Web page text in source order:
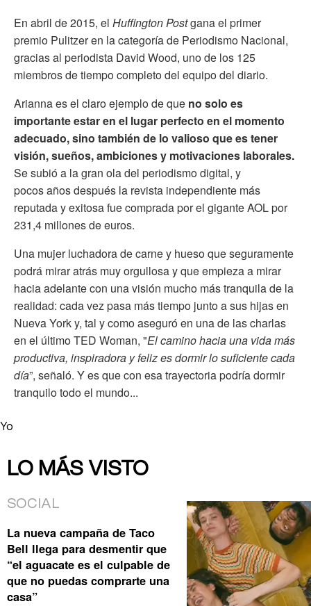
En abril de 2015, el Huffington Postgana el primer
premio Pulitzer en la categoría de Periodismo Nacional,
gracias al periodista David Wood, uno de los 125
miembros de tiempo completo del equipo del diario.
Arianna es el claro ejemplo de que no solo es
importante estar en el lugar perfecto en el momento
adecuado, sino también de lo valioso que es tener
visión, sueños, ambiciones y motivaciones laborales.
Se subió a la gran ola del periodismo digital, y
pocos años después la revista independiente más
reputada y exitosa fue comprada por el gigante AOL por
231,4 millones de euros.
Una mujer luchadora de carne y hueso que seguramente
podrá mirar atrás muy orgullosa y que empieza a mirar
hacia adelante con una visión mucho más tranquila de la
realidad: cada vez pasa más tiempo junto a sus hijas en
Nueva York y, tal y como aseguró en una de las charlas
en el último TED Woman, "El camino hacia una vida más
productiva, inspiradora y feliz es dormir lo suficiente cada
día”, señaló. Y es que con esa trayectoria podría dormir
tranquilo todo el mundo...
Yo
LO MÁS VISTO
SOCIAL
La nueva campaña de Taco
Bell llega para desmentir que
“el aguacate es el culpable de
que no puedas comprarte una
casa”